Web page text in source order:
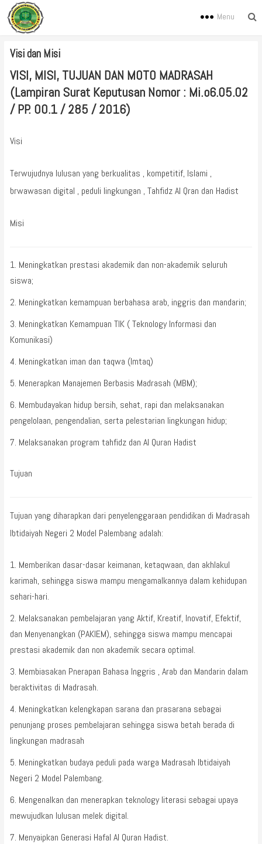
Menu
Visi dan Misi
VISI, MISI, TUJUAN DAN MOTO MADRASAH
(Lampiran Surat Keputusan Nomor : Mi.o6.05.02
/ PP. 00.1 / 285 / 2016)
Visi
Terwujudnya lulusan yang berkualitas , kompetitif, Islami ,
brwawasan digital , peduli lingkungan , Tahfidz Al Qran dan Hadist
Misi
Meningkatkan prestasi akademik dan non-akademik seluruh
siswa;
Meningkatkan kemampuan berbahasa arab, inggris dan mandarin;
Meningkatkan Kemampuan TIK ( Teknology Informasi dan
Komunikasi)
Meningkatkan iman dan taqwa (Imtaq)
Menerapkan Manajemen Berbasis Madrasah (MBM);
Membudayakan hidup bersih, sehat, rapi dan melaksanakan
pengelolaan, pengendalian, serta pelestarian lingkungan hidup;
Melaksanakan program tahfidz dan Al Quran Hadist
Tujuan
Tujuan yang diharapkan dari penyelenggaraan pendidikan di Madrasah
Ibtidaiyah Negeri 2 Model Palembang adalah:
Memberikan dasar-dasar keimanan, ketaqwaan, dan akhlakul
karimah, sehingga siswa mampu mengamalkannya dalam kehidupan
sehari-hari.
Melaksanakan pembelajaran yang Aktif, Kreatif, Inovatif, Efektif,
dan Menyenangkan (PAKIEM), sehingga siswa mampu mencapai
prestasi akademik dan non akademik secara optimal.
Membiasakan Pnerapan Bahasa Inggris , Arab dan Mandarin dalam
beraktivitas di Madrasah.
Meningkatkan kelengkapan sarana dan prasarana sebagai
penunjang proses pembelajaran sehingga siswa betah berada di
lingkungan madrasah
Meningkatkan budaya peduli pada warga Madrasah Ibtidaiyah
Negeri 2 Model Palembang.
Mengenalkan dan menerapkan teknology literasi sebagai upaya
mewujudkan lulusan melek digital.
Menyaipkan Generasi Hafal Al Quran Hadist.